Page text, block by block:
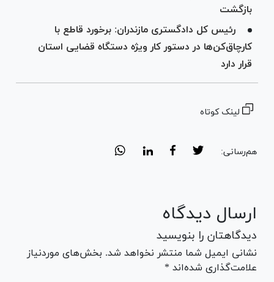
بازگشت
رئیس کل دادگستری مازندران: برخورد قاطع با
کارچاق‌کن‌ها در دستور کار ویژه دستگاه قضایی استان
قرار دارد
لینک کوتاه
هم‌رسانی:
ارسال دیدگاه
دیدگاهتان را بنویسید
نشانی ایمیل شما منتشر نخواهد شد. بخش‌های موردنیاز
علامت‌گذاری شده‌اند *